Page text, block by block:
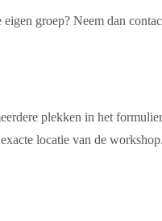
groep? Neem dan
plekken in het
locatie van de